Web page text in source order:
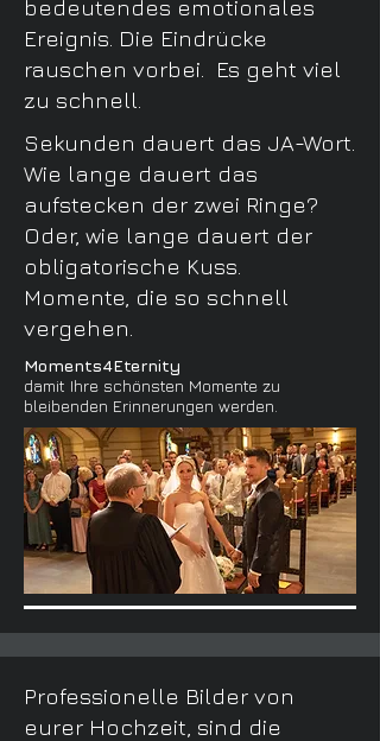
bedeutendes emotionales
Ereignis. Die Eindrücke
rauschen vorbei. Es geht viel
zu schnell.
Sekunden dauert das JA-Wort.
Wie lange dauert das
aufstecken der zwei Ringe?
Oder, wie lange dauert der
obligatorische Kuss.
Momente, die so schnell
vergehen.
Moments4Eternity
damit Ihre schönsten Momente zu
bleibenden Erinnerungen werden.
​Professionelle Bilder von
eurer Hochzeit, sind die